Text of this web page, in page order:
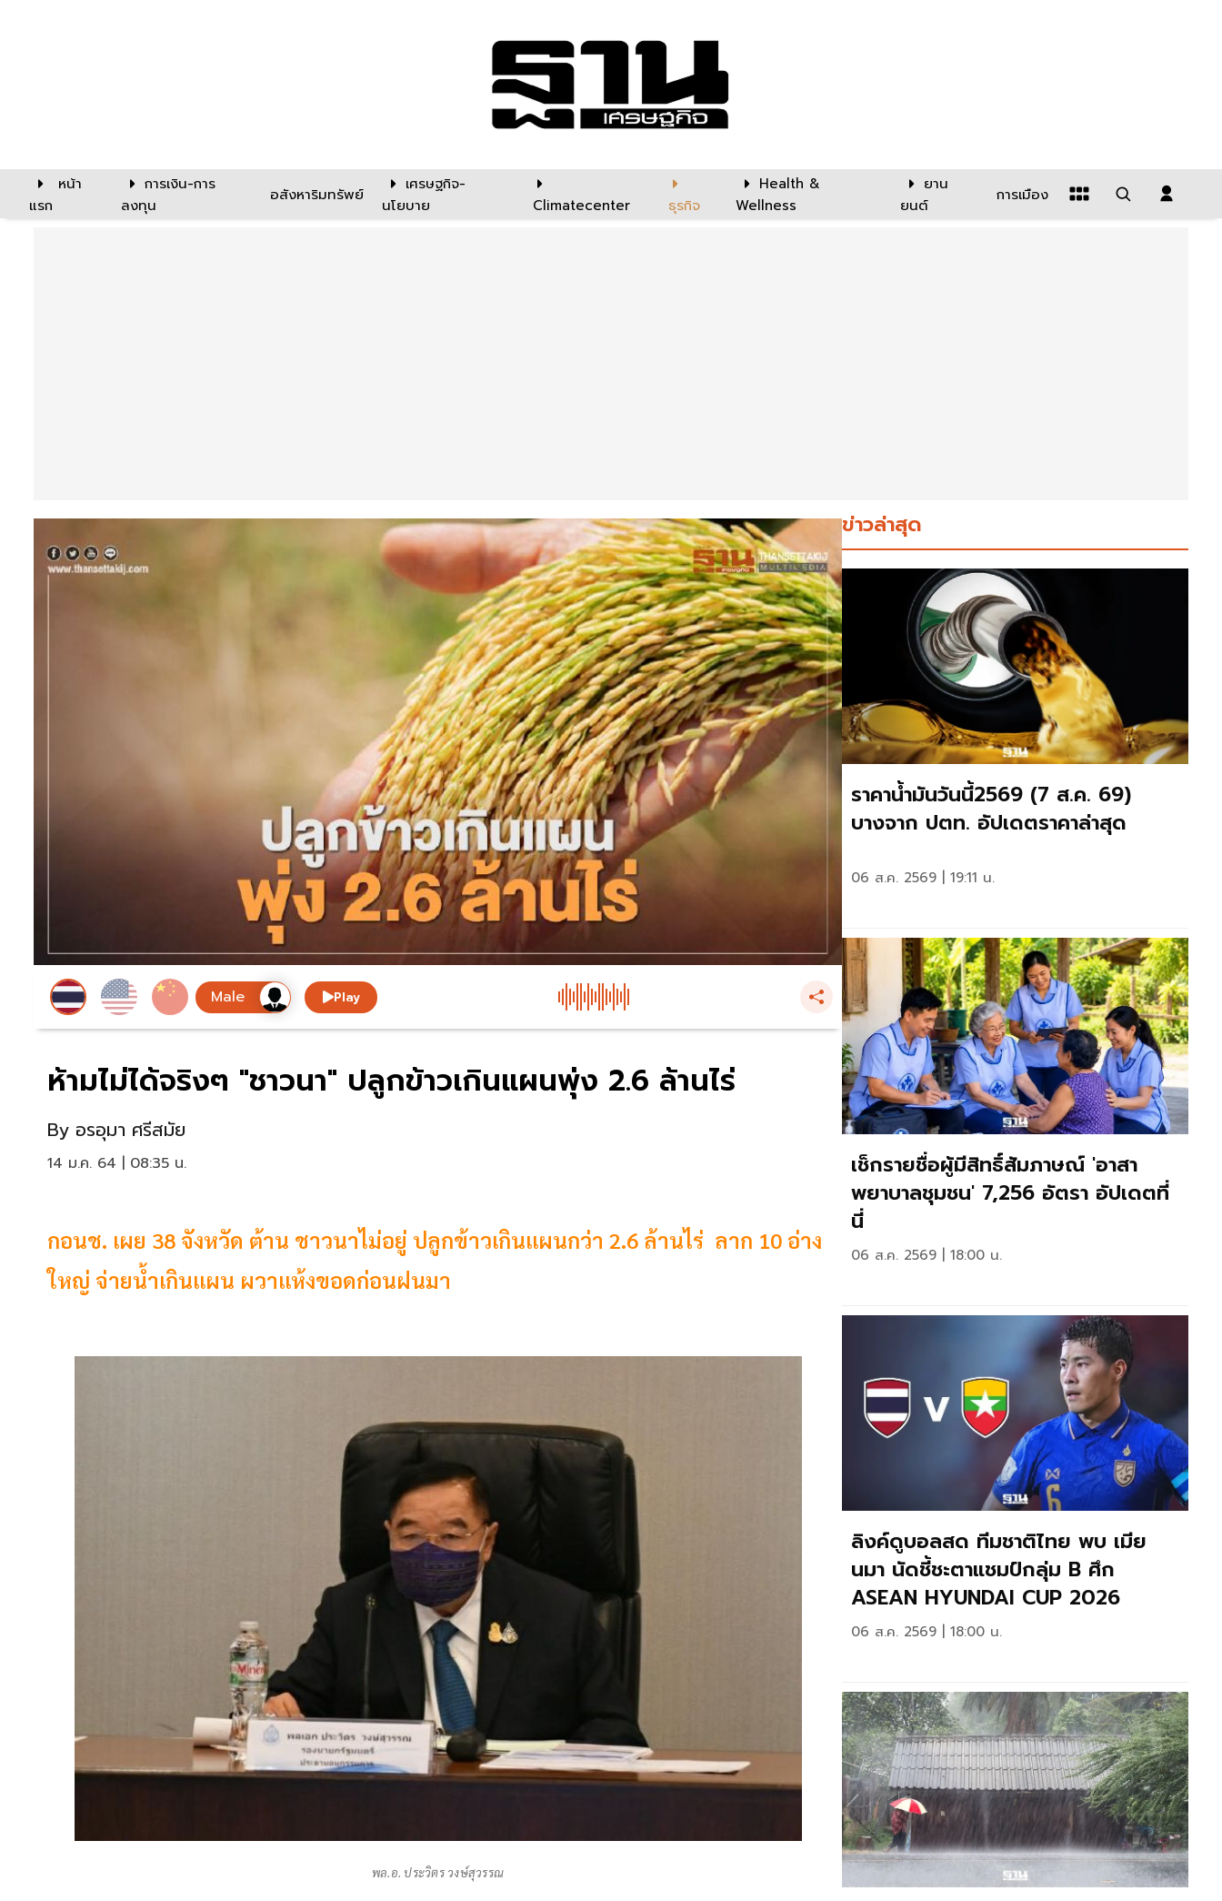
หน้า
แรก
การเงิน-การ
ลงทุน
อสังหาริมทรัพย์
เศรษฐกิจ-
นโยบาย
Climatecenter ธุรกิจ
Health &
Wellness
ยาน
ยนต์
การเมือง
Play
ห้ามไม่ได้จริงๆ "ชาวนา" ปลูกข้าวเกินแผนพุ่ง 2.6 ล้านไร่
By อรอุมา ศรีสมัย
14 ม.ค. 64 | 08:35 น.
กอนช. เผย 38 จังหวัด ต้าน ชาวนาไม่อยู่ ปลูกข้าวเกินแผนกว่า 2.6 ล้านไร่ ลาก 10 อ่าง
ใหญ่ จ่ายน้ำเกินแผน ผวาแห้งขอดก่อนฝนมา
พล.อ. ประวิตร วงษ์สุวรรณ
ข่าวล่าสุด
ราคาน้ำมันวันนี้2569 (7 ส.ค. 69)
บางจาก ปตท. อัปเดตราคาล่าสุด
06 ส.ค. 2569 | 19:11 น.
เช็กรายชื่อผู้มีสิทธิ์สัมภาษณ์ 'อาสา
พยาบาลชุมชน' 7,256 อัตรา อัปเดตที่
นี่
06 ส.ค. 2569 | 18:00 น.
ลิงค์ดูบอลสด ทีมชาติไทย พบ เมีย
นมา นัดชี้ชะตาแชมป์กลุ่ม B ศึก
ASEAN HYUNDAI CUP 2026
06 ส.ค. 2569 | 18:00 น.